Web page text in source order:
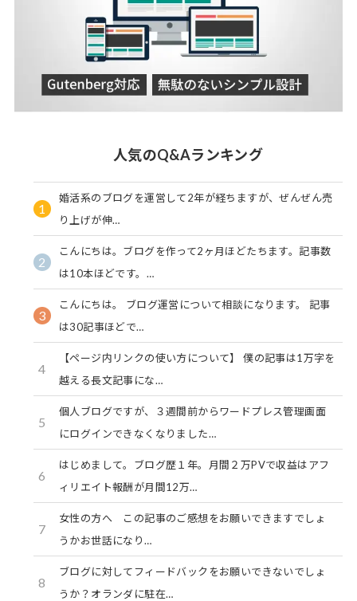
人気のQ&Aランキング
1
婚活系のブログを運営して2年が経ちますが、ぜんぜん売
り上げが伸…
2
こんにちは。ブログを作って2ヶ月ほどたちます。記事数
は10本ほどです。…
3
こんにちは。 ブログ運営について相談になります。 記事
は30記事ほどで…
4
【ページ内リンクの使い方について】 僕の記事は1万字を
越える長文記事にな…
5
個人ブログですが、３週間前からワードプレス管理画面
にログインできなくなりました…
6
はじめまして。ブログ歴１年。月間２万PVで収益はアフ
ィリエイト報酬が月間12万…
7
女性の方へ この記事のご感想をお願いできますでしょ
うかお世話になり…
8
ブログに対してフィードバックをお願いできないでしょ
うか？オランダに駐在…